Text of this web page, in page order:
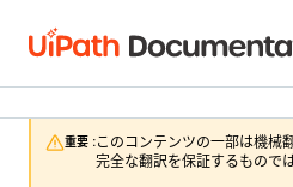
重要 :このコンテンツの一部は機械
完全な翻訳を保証するもので